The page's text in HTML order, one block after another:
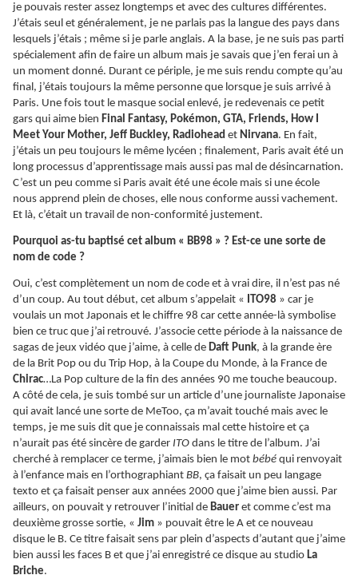
je pouvais rester assez longtemps et avec des cultures différentes.
J’étais seul et généralement, je ne parlais pas la langue des pays dans
lesquels j’étais ; même si je parle anglais. A la base, je ne suis pas parti
spécialement afin de faire un album mais je savais que j’en ferai un à
un moment donné. Durant ce périple, je me suis rendu compte qu’au
final, j’étais toujours la même personne que lorsque je suis arrivé à
Paris. Une fois tout le masque social enlevé, je redevenais ce petit
gars qui aime bien Final Fantasy, Pokémon, GTA, Friends, How I
Meet Your Mother, Jeff Buckley, Radiohead et Nirvana. En fait,
j’étais un peu toujours le même lycéen ; finalement, Paris avait été un
long processus d’apprentissage mais aussi pas mal de désincarnation.
C’est un peu comme si Paris avait été une école mais si une école
nous apprend plein de choses, elle nous conforme aussi vachement.
Et là, c’était un travail de non-conformité justement.
Pourquoi as-tu baptisé cet album « BB98 » ? Est-ce une sorte de
nom de code ?
Oui, c’est complètement un nom de code et à vrai dire, il n’est pas né
d’un coup. Au tout début, cet album s’appelait « ITO98 » car je
voulais un mot Japonais et le chiffre 98 car cette année-là symbolise
bien ce truc que j’ai retrouvé. J’associe cette période à la naissance de
sagas de jeux vidéo que j’aime, à celle de Daft Punk, à la grande ère
de la Brit Pop ou du Trip Hop, à la Coupe du Monde, à la France de
Chirac…La Pop culture de la fin des années 90 me touche beaucoup.
A côté de cela, je suis tombé sur un article d’une journaliste Japonaise
qui avait lancé une sorte de MeToo, ça m’avait touché mais avec le
temps, je me suis dit que je connaissais mal cette histoire et ça
n’aurait pas été sincère de garder ITO dans le titre de l’album. J’ai
cherché à remplacer ce terme, j’aimais bien le mot bébé qui renvoyait
à l’enfance mais en l’orthographiant BB, ça faisait un peu langage
texto et ça faisait penser aux années 2000 que j’aime bien aussi. Par
ailleurs, on pouvait y retrouver l’initial de Bauer et comme c’est ma
deuxième grosse sortie, « Jim » pouvait être le A et ce nouveau
disque le B. Ce titre faisait sens par plein d’aspects d’autant que j’aime
bien aussi les faces B et que j’ai enregistré ce disque au studio La
Briche.